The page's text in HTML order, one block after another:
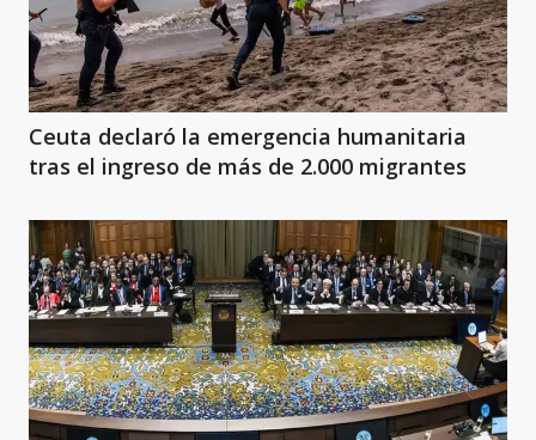
Ceuta declaró la emergencia humanitaria
tras el ingreso de más de 2.000 migrantes